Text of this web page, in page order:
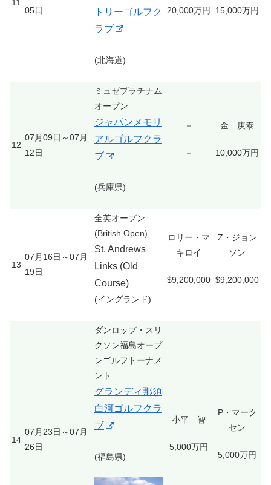
11
05日
トリーゴルフク
ラブ
(北海道)
20,000万円 15,000万円
12
07月09日～07月
12日
ミュゼプラチナム
オープン
ジャパンメモリ
アルゴルフクラ
ブ
(兵庫県)
－
－
金 庚泰
10,000万円
13
07月16日～07月
19日
全英オープン
(British Open)
St. Andrews
Links (Old
Course)
(イングランド)
ロリー・マ
キロイ
$9,200,000
Z・ジョン
ソン
$9,200,000
14
07月23日～07月
26日
ダンロップ・スリ
クソン福島オープ
ンゴルフトーナメ
ント
グランディ那須
白河ゴルフクラ
ブ
(福島県)
小平 智
5,000万円
P・マーク
セン
5,000万円